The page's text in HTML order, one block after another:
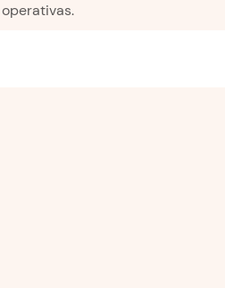
operativas.